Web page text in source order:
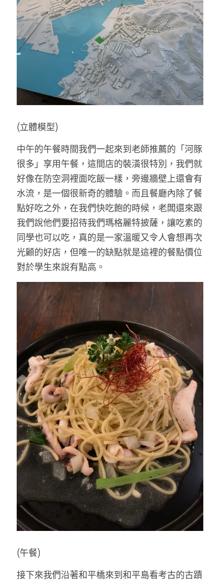
(立體模型)
中午的午餐時間我們一起來到老師推薦的「河豚
很多」享用午餐，這間店的裝潢很特別，我們就
好像在防空洞裡面吃飯一樣，旁邊牆壁上還會有
水流，是一個很新奇的體驗。而且餐廳內除了餐
點好吃之外，在我們快吃飽的時候，老闆還來跟
我們說他們要招待我們瑪格麗特披薩，讓吃素的
同學也可以吃，真的是一家溫暖又令人會想再次
光顧的好店，但唯一的缺點就是這裡的餐點價位
對於學生來說有點高。
(午餐)
接下來我們沿著和平橋來到和平島看考古的古蹟